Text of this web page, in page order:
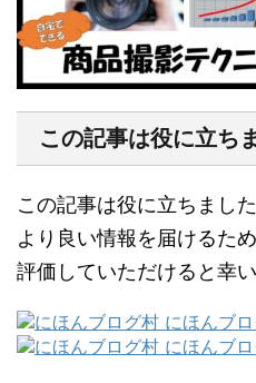
この記事は役に立ち
この記事は役に立ちまし
より良い情報を届けるた
評価していただけると幸い